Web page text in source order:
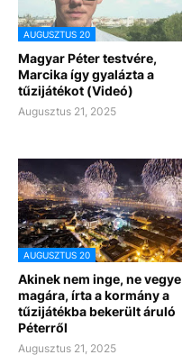
AUGUSZTUS 20
Magyar Péter testvére,
Marcika így gyalázta a
tűzijátékot (Videó)
Augusztus 21, 2025
AUGUSZTUS 20
Akinek nem inge, ne vegye
magára, írta a kormány a
tűzijátékba bekerült áruló
Péterről
Augusztus 21, 2025